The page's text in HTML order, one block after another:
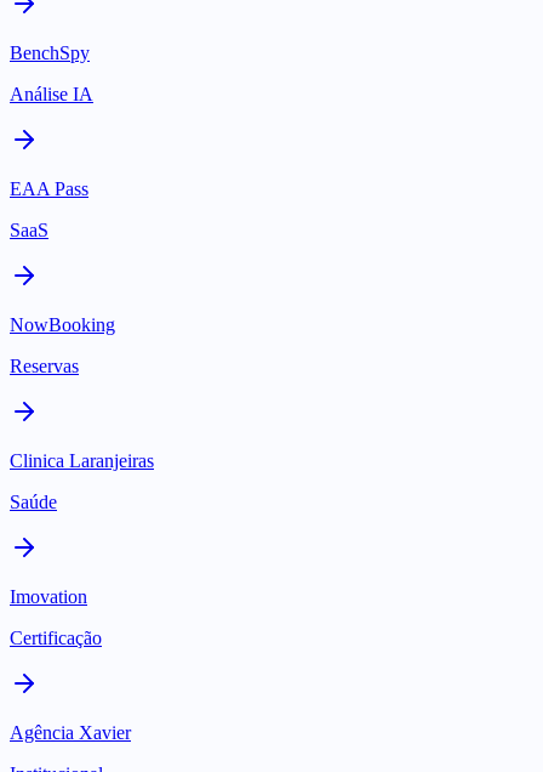
BenchSpy
Análise IA
EAA Pass
SaaS
NowBooking
Reservas
Clinica Laranjeiras
Saúde
Imovation
Certificação
Agência Xavier